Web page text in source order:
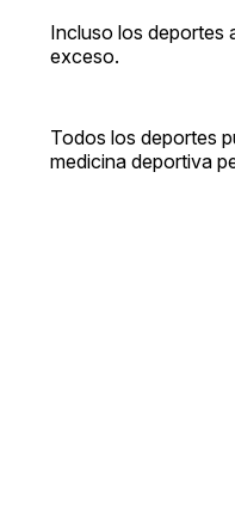
Incluso los deportes
exceso.
Todos los deportes
medicina deportiva